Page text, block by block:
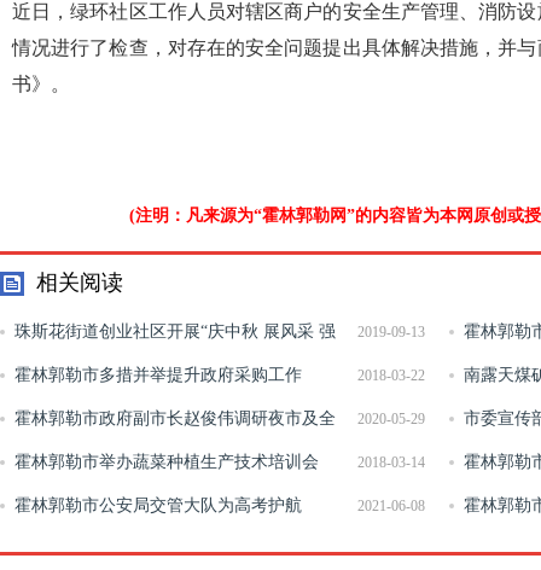
近日，绿环社区工作人员对辖区商户的安全生产管理、消防
情况进行了检查，对存在的安全问题提出具体解决措施，并
书》。
(注明：凡来源为“霍林郭勒网”的内容皆为本网原创或
相关阅读
2019-09-13
珠斯花街道创业社区开展“庆中秋 展风采 强
体魄”门球比赛
霍林郭勒
心建设情况
2018-03-22
霍林郭勒市多措并举提升政府采购工作 南露天煤
阶段
2020-05-29
霍林郭勒市政府副市长赵俊伟调研夜市及全
市环境卫生整治工作
市委宣传
温
2018-03-14
霍林郭勒市举办蔬菜种植生产技术培训会 霍林郭勒
排部署会
2021-06-08
霍林郭勒市公安局交管大队为高考护航 霍林郭勒
全隐患排查